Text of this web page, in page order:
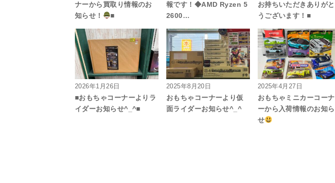
ナーから買取り情報のお
知らせ！
■
報です！◆AMD Ryzen 5
2600…
お持ちいただきありがと
うございます！■
2026年1月26日
■おもちゃコーナーよりラ
イダーお知らせ^_^■
2025年8月20日
おもちゃコーナーより仮
面ライダーお知らせ^_^
2025年4月27日
おもちゃミニカーコーナ
ーから入荷情報のお知ら
せ